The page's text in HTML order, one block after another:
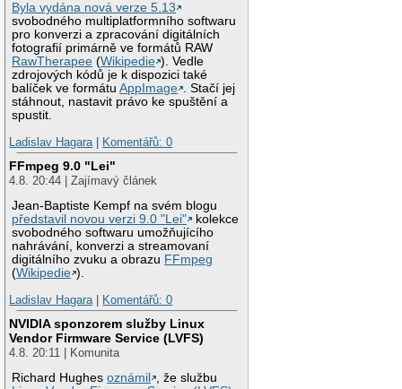
Byla vydána nová verze 5.13
svobodného multiplatformního softwaru
pro konverzi a zpracování digitálních
fotografií primárně ve formátů RAW
RawTherapee (Wikipedie ). Vedle
zdrojových kódů je k dispozici také
balíček ve formátuAppImage . Stačí jej
stáhnout, nastavit právo ke spuštění a
spustit.
Ladislav Hagara| Komentářů: 0
FFmpeg 9.0 "Lei"
4.8. 20:44 | Zajímavý článek
Jean-Baptiste Kempf na svém blogu
představil novou verzi 9.0 "Lei"
kolekce
svobodného softwaru umožňujícího
nahrávání, konverzi a streamovaní
digitálního zvuku a obrazu FFmpeg
(Wikipedie ).
Ladislav Hagara| Komentářů: 0
NVIDIA sponzorem služby Linux
Vendor Firmware Service (LVFS)
4.8. 20:11 | Komunita
Richard Hughesoznámil
, že službu